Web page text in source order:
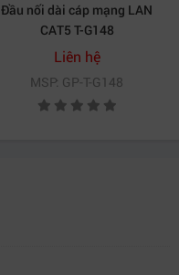
Đầu nối dài cáp mạng LAN
CAT5 T-G148
Liên hệ
MSP: GP-T-G148